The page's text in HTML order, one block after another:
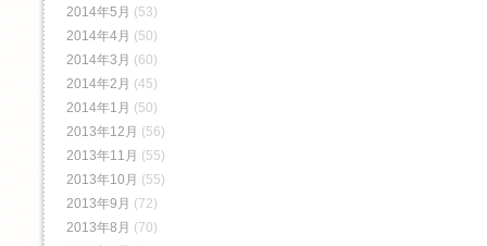
2014年5月 (53)
2014年4月 (50)
2014年3月 (60)
2014年2月 (45)
2014年1月 (50)
2013年12月 (56)
2013年11月 (55)
2013年10月 (55)
2013年9月 (72)
2013年8月 (70)